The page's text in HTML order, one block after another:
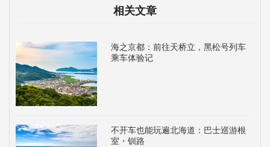
相关文章
海之京都：前往天桥立，黑松号列车
乘车体验记
不开车也能玩遍北海道：巴士巡游根
室・钏路